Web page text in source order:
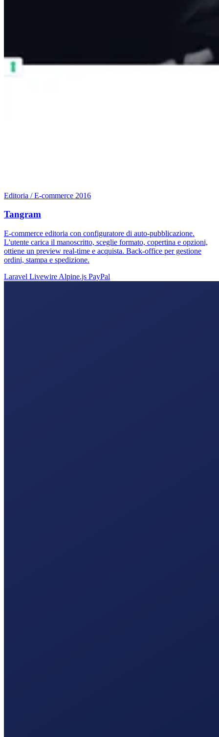
Editoria / E-commerce 2016
Tangram
E-commerce editoria con configuratore di auto-pubblicazione.
L'utente carica il manoscritto, sceglie formato, copertina e opzioni,
ottiene un preview real-time e acquista. Back-office per gestione
ordini, stampa e spedizione.
Laravel Livewire Alpine.js PayPal